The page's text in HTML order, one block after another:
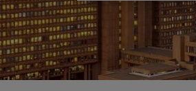
opción